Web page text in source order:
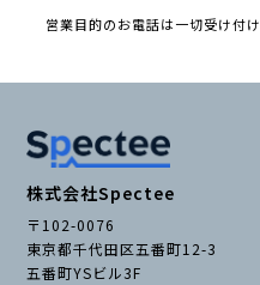
営業目的のお電話は一切受け付
株式会社Spectee
〒102-0076
東京都千代田区五番町12-3
五番町YSビル3F